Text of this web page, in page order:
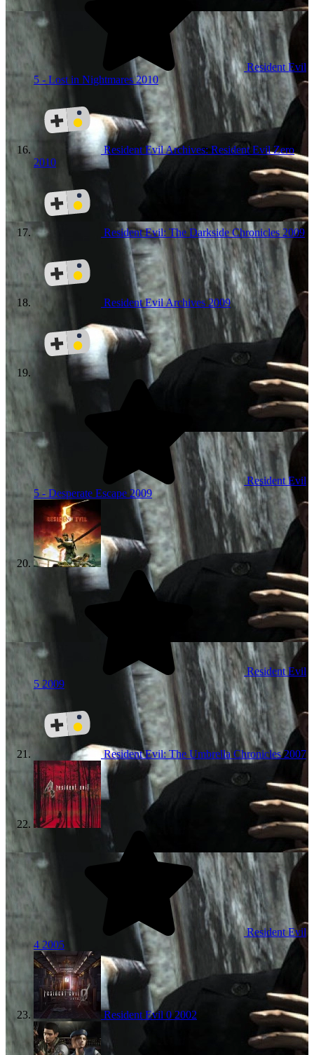
Resident Evil
5 - Lost in Nightmares2010
Resident Evil Archives: Resident Evil Zero
2010
Resident Evil: The Darkside Chronicles2009
Resident Evil Archives2009
Resident Evil
5 - Desperate Escape 2009
Resident Evil
5 2009
Resident Evil: The Umbrella Chronicles2007
Resident Evil
4 2005
Resident Evil 0 2002